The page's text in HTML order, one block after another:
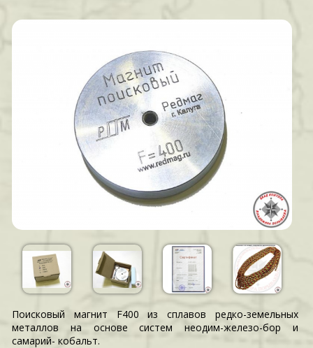
Поисковый магнит F400 из сплавов редко-земельных
металлов на основе систем неодим-железо-бор и
самарий- кобальт.